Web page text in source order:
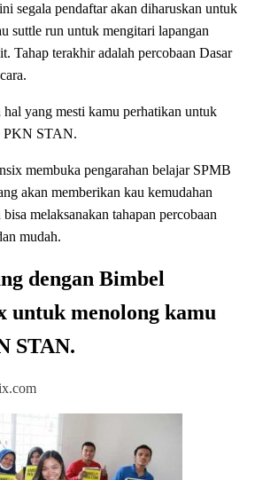
segala pendaftar akan diharuskan untuk
suttle run untuk mengitari lapangan
Tahap terakhir adalah percobaan Dasar
hal yang mesti kamu perhatikan untuk
PKN STAN.
membuka pengarahan belajar SPMB
akan memberikan kau kemudahan
melaksanakan tahapan percobaan
mudah.
dengan Bimbel
untuk menolong kamu
STAN.